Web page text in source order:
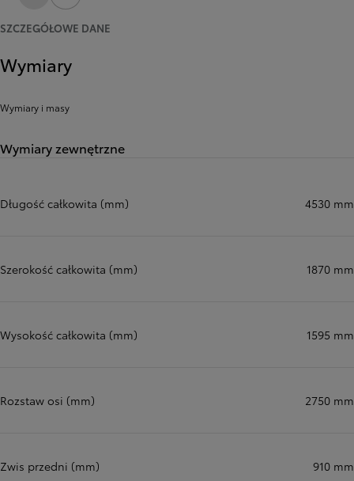
SZCZEGÓŁOWE DANE
Wymiary
Wymiary i masy
Wymiary zewnętrzne
Długość całkowita (mm) 4530 mm
Szerokość całkowita (mm) 1870 mm
Wysokość całkowita (mm) 1595 mm
Rozstaw osi (mm) 2750 mm
Zwis przedni (mm) 910 mm